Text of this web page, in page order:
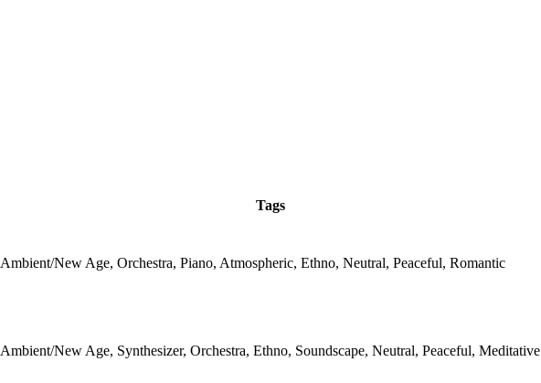
Tags
Ambient/New Age, Orchestra, Piano, Atmospheric, Ethno, Neutral, Peaceful, Romantic
Ambient/New Age, Synthesizer, Orchestra, Ethno, Soundscape, Neutral, Peaceful, Meditative